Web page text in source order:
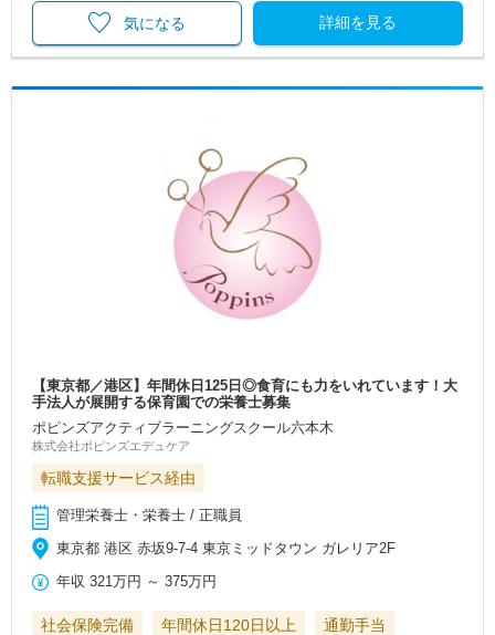
詳細を見る
気になる
【東京都／港区】年間休日125日◎食育にも力をいれています！大
手法人が展開する保育園での栄養士募集
ポピンズアクティブラーニングスクール六本木
株式会社ポピンズエデュケア
転職支援サービス経由
管理栄養士・栄養士 / 正職員
東京都 港区 赤坂9-7-4 東京ミッドタウン ガレリア2F
年収 321万円 ～375万円
社会保険完備 年間休日120日以上
通勤手当